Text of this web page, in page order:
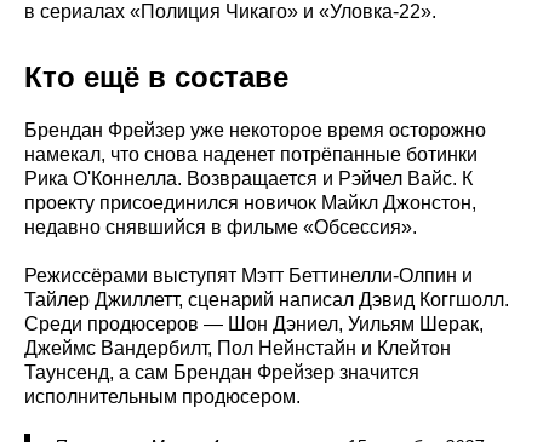
в сериалах «Полиция Чикаго» и «Уловка-22».
Кто ещё в составе
Брендан Фрейзер уже некоторое время осторожно
намекал, что снова наденет потрёпанные ботинки
Рика О'Коннелла. Возвращается и Рэйчел Вайс. К
проекту присоединился новичок Майкл Джонстон,
недавно снявшийся в фильме «Обсессия».
Режиссёрами выступят Мэтт Беттинелли-Олпин и
Тайлер Джиллетт, сценарий написал Дэвид Коггшолл.
Среди продюсеров — Шон Дэниел, Уильям Шерак,
Джеймс Вандербилт, Пол Нейнстайн и Клейтон
Таунсенд, а сам Брендан Фрейзер значится
исполнительным продюсером.